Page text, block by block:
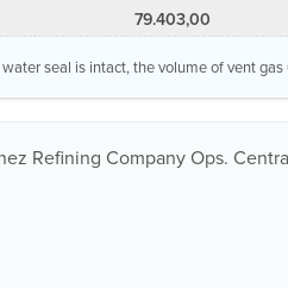
79.403,00
water seal is intact, the volume of vent gas
Refining Company Ops.